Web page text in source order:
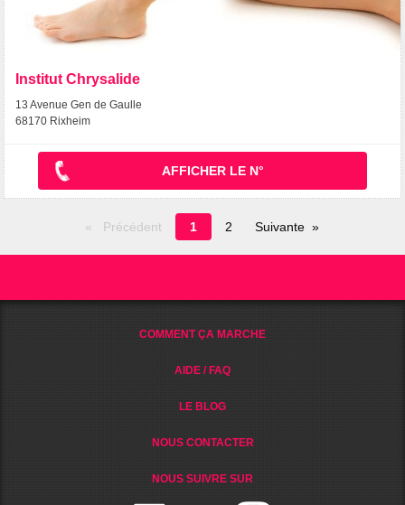
Institut Chrysalide
13 Avenue Gen de Gaulle
68170 Rixheim
AFFICHER LE N°
Précédent
Page
en
1 2 Suivante
COMMENT ÇA MARCHE
AIDE / FAQ
LE BLOG
NOUS CONTACTER
NOUS SUIVRE SUR